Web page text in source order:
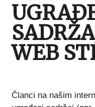
WEB
Članci na našim